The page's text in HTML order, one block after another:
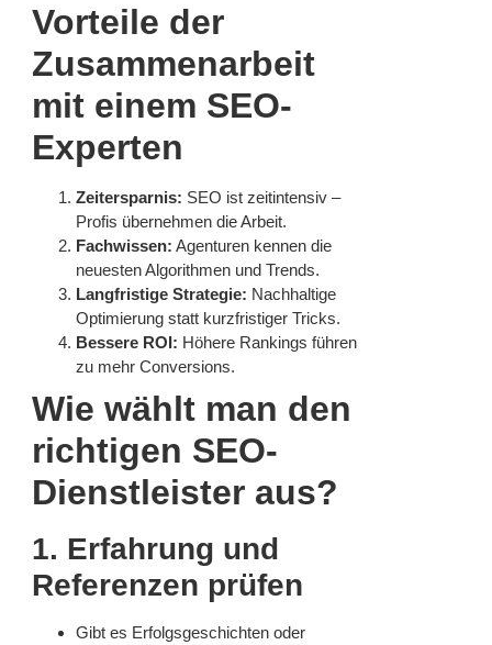
Vorteile der
Zusammenarbeit
mit einem SEO-
Experten
Zeitersparnis: SEO ist zeitintensiv –
Profis übernehmen die Arbeit.
Fachwissen: Agenturen kennen die
neuesten Algorithmen und Trends.
Langfristige Strategie: Nachhaltige
Optimierung statt kurzfristiger Tricks.
Bessere ROI: Höhere Rankings führen
zu mehr Conversions.
Wie wählt man den
richtigen SEO-
Dienstleister aus?
1. Erfahrung und
Referenzen prüfen
Gibt es Erfolgsgeschichten oder